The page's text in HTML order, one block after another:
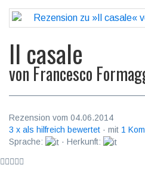
Il casale
von Francesco
Rezension vom 04.06.2014
3 x als hilfreich bewertet · mit 1
Sprache:
· Herkunft: